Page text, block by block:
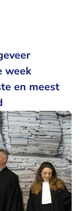
week
en meest